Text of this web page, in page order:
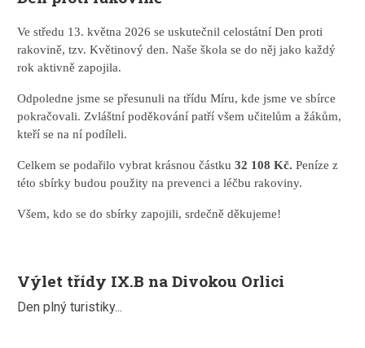
Ve středu 13. května 2026 se uskutečnil celostátní Den proti
rakovině, tzv. Květinový den. Naše škola se do něj jako každý
rok aktivně zapojila.
Odpoledne jsme se přesunuli na třídu Míru, kde jsme ve sbírce
pokračovali. Zvláštní poděkování patří všem učitelům a žákům,
kteří se na ní podíleli.
Celkem se podařilo vybrat krásnou částku32 108 Kč. Peníze z
této sbírky budou použity na prevenci a léčbu rakoviny.
Všem, kdo se do sbírky zapojili, srdečně děkujeme!
Výlet třídy IX.B na Divokou Orlici
Den plný turistiky...